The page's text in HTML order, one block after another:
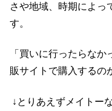
さや地域、時期によっ
す。
「買いに行ったらな
販サイトで購入するの
↓とりあえずメイトー